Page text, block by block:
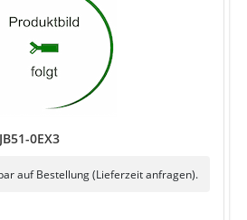
0EX3
auf Bestellung (Lieferzeit anfragen).